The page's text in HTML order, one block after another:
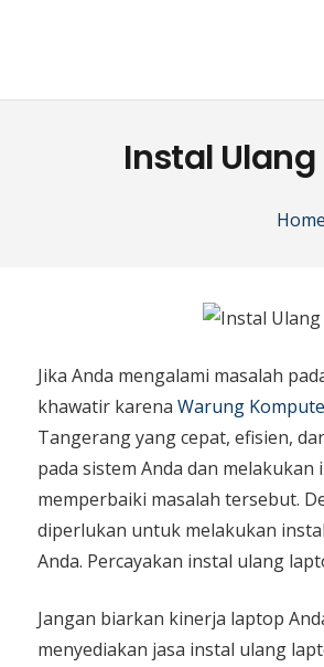
Instal
Home
Jika Anda mengalami masalah
khawatir karena Warung
Tangerang yang cepat, efisien,
pada sistem Anda dan
memperbaiki masalah tersebut.
diperlukan untuk melakukan
Anda. Percayakan instal ulang
Jangan biarkan kinerja laptop
menyediakan jasa instal ulang